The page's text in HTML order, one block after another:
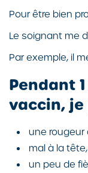
Pour être bien
Le soignant me
Par exemple, il
Pendant
vaccin,
une rougeur
mal à la tête,
un peu de